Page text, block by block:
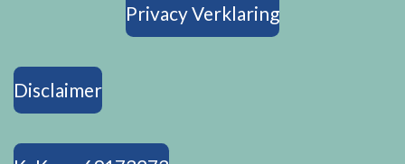
Privacy Verklaring
Disclaimer